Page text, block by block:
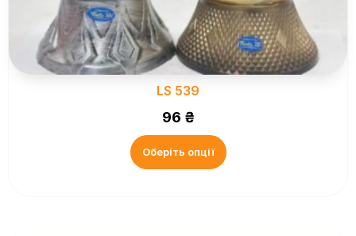
LS 539
96 ₴
Оберіть опції